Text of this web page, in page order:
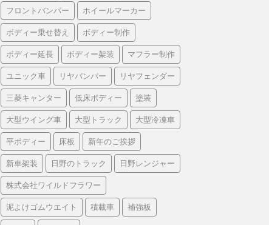
フロントバンパー ホイールマーカー
ボディー乗せ替え ボディー制作
ボディー延長 ボディー架装 マフラー制作
ユニック車 リヤバンパー リヤフェンダー
三菱キャンター 低床ボディー 塗装
大型ウイング車 大型トラック 大型冷凍車
平ボディー 床板 新年のご挨拶
新車架装 日野のトラック 日野レンジャー
株式会社ワイルドフラワー
泥よけゴムウエイト 積載車 補強板